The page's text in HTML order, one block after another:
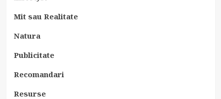
Mit sau Realitate
Natura
Publicitate
Recomandari
Resurse